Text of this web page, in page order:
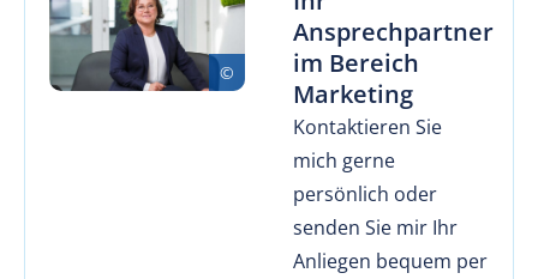
Ansprechpartner
im Bereich
Marketing
Kontaktieren Sie
mich gerne
persönlich oder
senden Sie mir Ihr
Anliegen bequem per